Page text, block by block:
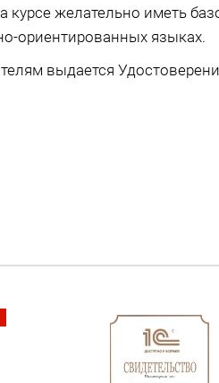
курсе желательно иметь
ориентированных языках.
выдается